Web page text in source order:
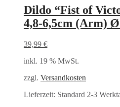
Dildo “Fist of
4,8-6,5cm (Arm)
39,99 €
inkl. 19 % MwSt.
zzgl. Versandkosten
Lieferzeit: Standard 2-3